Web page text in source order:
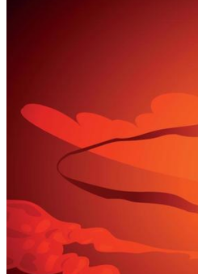
Gráficos en Movimiento
Imágenes Editoriales
Eventos Editoriales